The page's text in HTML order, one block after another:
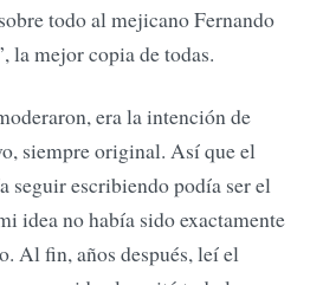
todo al mejicano Fernando
la mejor copia de todas.
era la intención de
siempre original. Así que el
seguir escribiendo podía ser el
idea no había sido exactamente
Al fin, años después, leí el